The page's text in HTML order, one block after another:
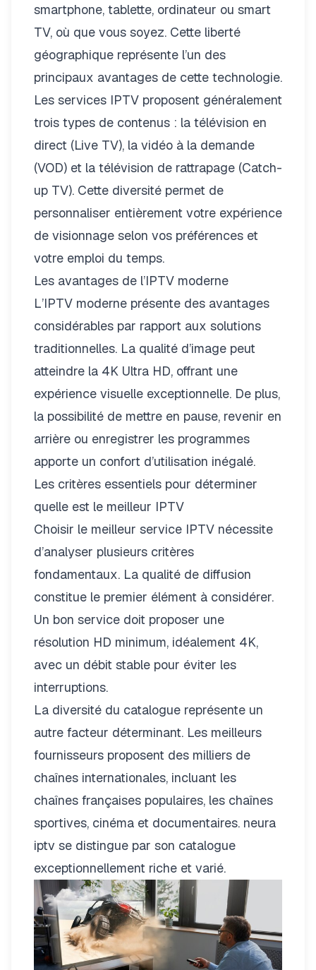
smartphone, tablette, ordinateur ou smart
TV, où que vous soyez. Cette liberté
géographique représente l’un des
principaux avantages de cette technologie.
Les services IPTV proposent généralement
trois types de contenus : la télévision en
direct (Live TV), la vidéo à la demande
(VOD) et la télévision de rattrapage (Catch-
up TV). Cette diversité permet de
personnaliser entièrement votre expérience
de visionnage selon vos préférences et
votre emploi du temps.
Les avantages de l’IPTV moderne
L’IPTV moderne présente des avantages
considérables par rapport aux solutions
traditionnelles. La qualité d’image peut
atteindre la 4K Ultra HD, offrant une
expérience visuelle exceptionnelle. De plus,
la possibilité de mettre en pause, revenir en
arrière ou enregistrer les programmes
apporte un confort d’utilisation inégalé.
Les critères essentiels pour déterminer
quelle est le meilleur IPTV
Choisir le meilleur service IPTV nécessite
d’analyser plusieurs critères
fondamentaux. La qualité de diffusion
constitue le premier élément à considérer.
Un bon service doit proposer une
résolution HD minimum, idéalement 4K,
avec un débit stable pour éviter les
interruptions.
La diversité du catalogue représente un
autre facteur déterminant. Les meilleurs
fournisseurs proposent des milliers de
chaînes internationales, incluant les
chaînes françaises populaires, les chaînes
sportives, cinéma et documentaires. neura
iptv se distingue par son catalogue
exceptionnellement riche et varié.